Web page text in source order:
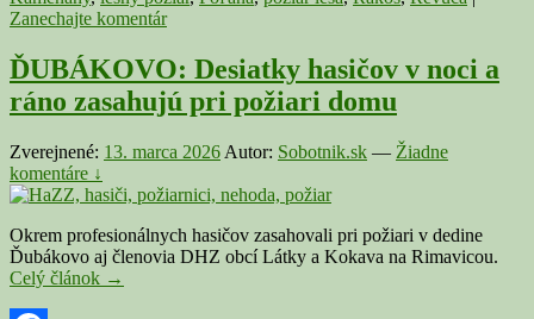
Zanechajte komentár
ĎUBÁKOVO: Desiatky hasičov v noci a
ráno zasahujú pri požiari domu
Zverejnené: 13. marca 2026 Autor: Sobotnik.sk — Žiadne
komentáre ↓
Okrem profesionálnych hasičov zasahovali pri požiari v dedine
Ďubákovo aj členovia DHZ obcí Látky a Kokava na Rimavicou.
Celý článok ĎUBÁKOVO:
→